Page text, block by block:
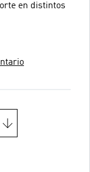
en distintos